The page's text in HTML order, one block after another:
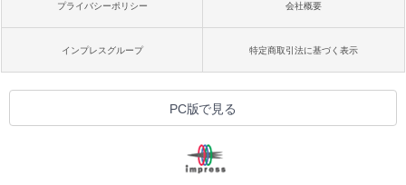
プライバシーポリシー 会社概要
インプレスグループ 特定商取引法に基づく表示
PC版で見る